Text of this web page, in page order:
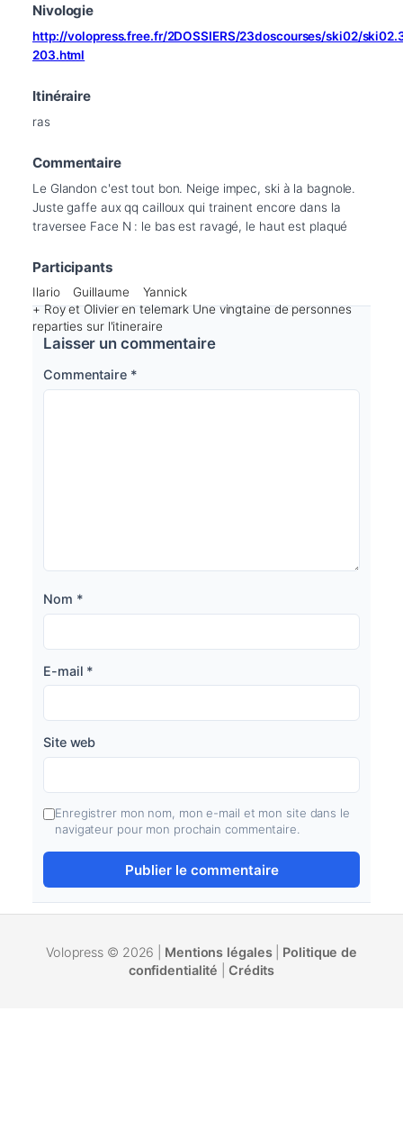
Nivologie
http://volopress.free.fr/2DOSSIERS/23doscourses/ski02/
203.html
Itinéraire
ras
Commentaire
Le Glandon c'est tout bon. Neige impec, ski à la bagnole.
Juste gaffe aux qq cailloux qui trainent encore dans la
traversee Face N : le bas est ravagé, le haut est plaqué
Participants
Ilario Guillaume
Yannick
+ Roy et Olivier en telemark Une vingtaine de personnes
reparties sur l'itineraire
Laisser un commentaire
Commentaire *
Nom *
E-mail *
Site web
Enregistrer mon nom, mon e-mail et mon site dans le
navigateur pour mon prochain commentaire.
Volopress © 2026 | Mentions légales| Politique de
confidentialité
Crédits